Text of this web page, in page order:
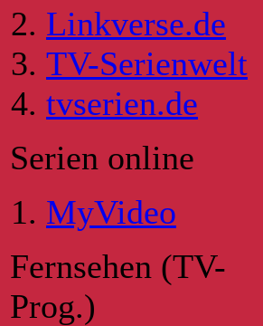
Linkverse.de
TV-Serienwelt
tvserien.de
Serien online
MyVideo
Fernsehen (TV-
Prog.)